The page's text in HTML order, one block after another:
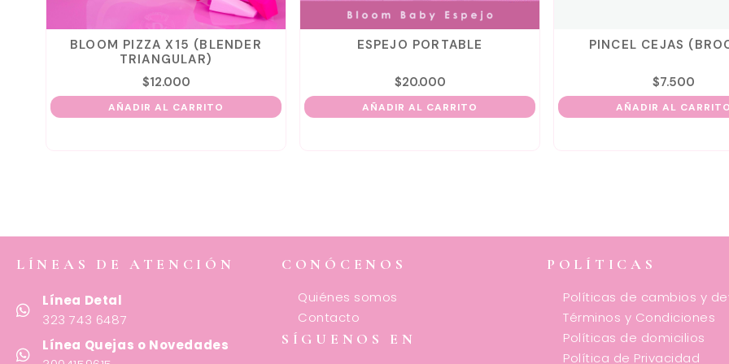
BLOOM PIZZA X15 (BLENDER
TRIANGULAR)
$12.000
AÑADIR AL CARRITO
ESPEJO PORTABLE
$20.000
AÑADIR AL CARRITO
PINCEL CEJAS
$7.500
AÑADIR AL CARRITO
LÍNEAS DE ATENCIÓN
Línea Detal
323 743 6487
Línea Quejas o Novedades
CONÓCENOS
Quiénes somos
Contacto
SÍGUENOS EN
POLÍTICAS
Políticas de cambios y
Términos y Condiciones
Políticas de domicilios
Política de Privacidad